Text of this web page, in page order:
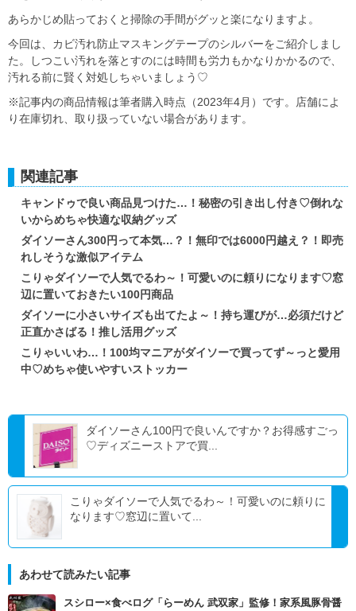
あらかじめ貼っておくと掃除の手間がグッと楽になりますよ。
今回は、カビ汚れ防止マスキングテープのシルバーをご紹介しまし
た。しつこい汚れを落とすのには時間も労力もかなりかかるので、
汚れる前に賢く対処しちゃいましょう♡
※記事内の商品情報は筆者購入時点（2023年4月）です。店舗によ
り在庫切れ、取り扱っていない場合があります。
関連記事
キャンドゥで良い商品見つけた…！秘密の引き出し付き♡倒れな
いからめちゃ快適な収納グッズ
ダイソーさん300円って本気…？！無印では6000円越え？！即売
れしそうな激似アイテム
こりゃダイソーで人気でるわ～！可愛いのに頼りになります♡窓
辺に置いておきたい100円商品
ダイソーに小さいサイズも出てたよ～！持ち運びが…必須だけど
正直かさばる！推し活用グッズ
こりゃいいわ…！100均マニアがダイソーで買ってず～っと愛用
中♡めちゃ使いやすいストッカー
ダイソーさん100円で良いんですか？お得感すごっ
♡ディズニーストアで買...
こりゃダイソーで人気でるわ～！可愛いのに頼りに
なります♡窓辺に置いて...
あわせて読みたい記事
スシロー×食べログ「らーめん 武双家」監修！家系風豚骨醤